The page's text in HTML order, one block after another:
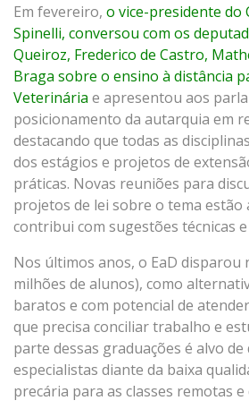
Em fevereiro, o vice-presidente do
Spinelli, conversou com os
Queiroz, Frederico de Castro,
Braga sobre o ensino à distância
Veterinária e apresentou aos
posicionamento da autarquia em
destacando que todas as
dos estágios e projetos de
práticas. Novas reuniões para
projetos de lei sobre o tema estão
contribui com sugestões técnicas
Nos últimos anos, o EaD disparou
milhões de alunos), como
baratos e com potencial de
que precisa conciliar trabalho e
parte dessas graduações é alvo
especialistas diante da baixa
precária para as classes remotas